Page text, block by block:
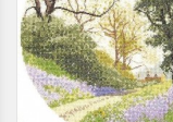
нитки и
отличном
Ларина
1 апреля